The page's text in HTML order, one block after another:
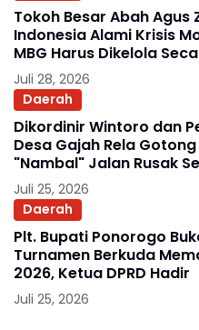
Tokoh Besar Abah Agus
Indonesia Alami Krisis
MBG Harus Dikelola
Juli 28, 2026
Daerah
Dikordinir Wintoro dan
Desa Gajah Rela Gotong Royong Perbaiki
"Nambal" Jalan Rusak
Kilometer
Juli 25, 2026
Daerah
Plt. Bupati Ponorogo
Turnamen Berkuda
2026, Ketua DPRD Hadir
Juli 25, 2026